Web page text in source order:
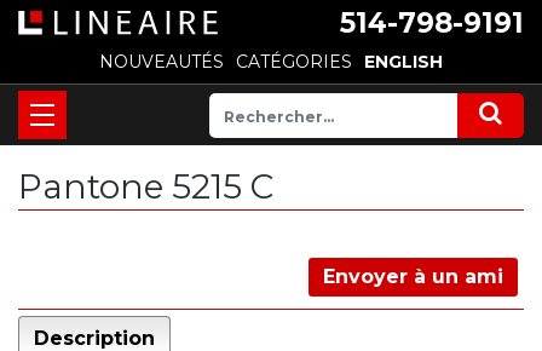
514-798-9191
NOUVEAUTÉS CATÉGORIES ENGLISH
Pantone 5215 C
Envoyer à un ami
Description